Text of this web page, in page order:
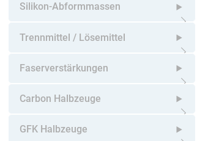
Silikon-Abformmassen
Trennmittel / Lösemittel
Faserverstärkungen
Carbon Halbzeuge
GFK Halbzeuge